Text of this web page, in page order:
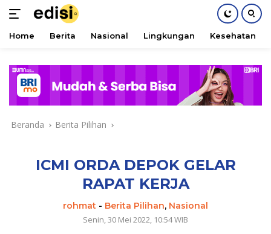
konten
Home Berita Nasional Lingkungan Kesehatan
Beranda Berita Pilihan
ICMI ORDA DEPOK GELAR
RAPAT KERJA
rohmat - Berita Pilihan, Nasional
Senin, 30 Mei 2022, 10:54 WIB